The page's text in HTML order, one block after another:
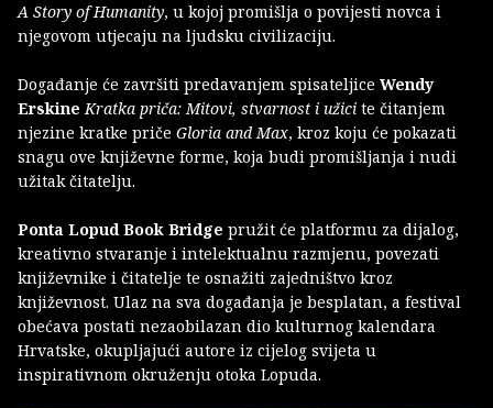
A Story of Humanity, u kojoj promišlja o povijesti novca i
njegovom utjecaju na ljudsku civilizaciju.
Događanje će završiti predavanjem spisateljice Wendy
ErskineKratka priča: Mitovi, stvarnost i užici te čitanjem
njezine kratke priče Gloria and Max, kroz koju će pokazati
snagu ove književne forme, koja budi promišljanja i nudi
užitak čitatelju.
Ponta Lopud Book Bridge pružit će platformu za dijalog,
kreativno stvaranje i intelektualnu razmjenu, povezati
književnike i čitatelje te osnažiti zajedništvo kroz
književnost. Ulaz na sva događanja je besplatan, a festival
obećava postati nezaobilazan dio kulturnog kalendara
Hrvatske, okupljajući autore iz cijelog svijeta u
inspirativnom okruženju otoka Lopuda.